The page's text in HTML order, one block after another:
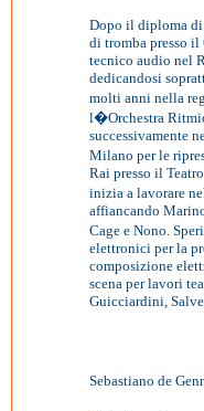
Dopo il diploma di
di tromba presso
tecnico audio nel
dedicandosi
molti anni nella
l�Orchestra
successivamente
Milano per le
Rai presso il
inizia a lavorare
affiancando
Cage e Nono.
elettronici per la
composizione
scena per lavori
Guicciardini,
Sebastiano de